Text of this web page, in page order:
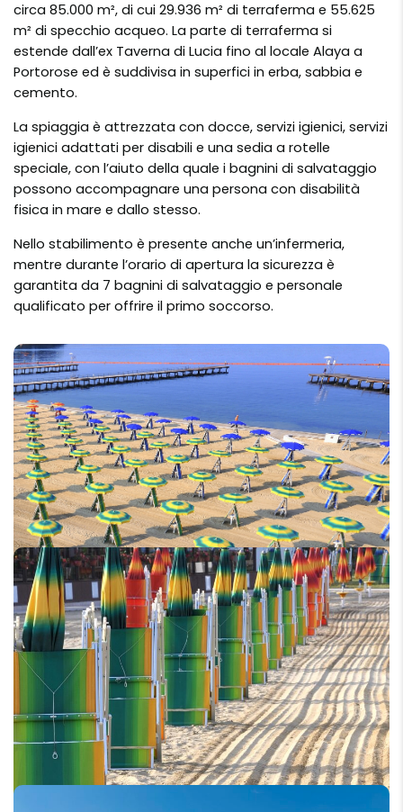
circa 85.000 m², di cui 29.936 m² di terraferma e 55.625
m² di specchio acqueo. La parte di terraferma si
estende dall’ex Taverna di Lucia fino al locale Alaya a
Portorose ed è suddivisa in superfici in erba, sabbia e
cemento.
La spiaggia è attrezzata con docce, servizi igienici, servizi
igienici adattati per disabili e una sedia a rotelle
speciale, con l’aiuto della quale i bagnini di salvataggio
possono accompagnare una persona con disabilità
fisica in mare e dallo stesso.
Nello stabilimento è presente anche un’infermeria,
mentre durante l’orario di apertura la sicurezza è
garantita da 7 bagnini di salvataggio e personale
qualificato per offrire il primo soccorso.